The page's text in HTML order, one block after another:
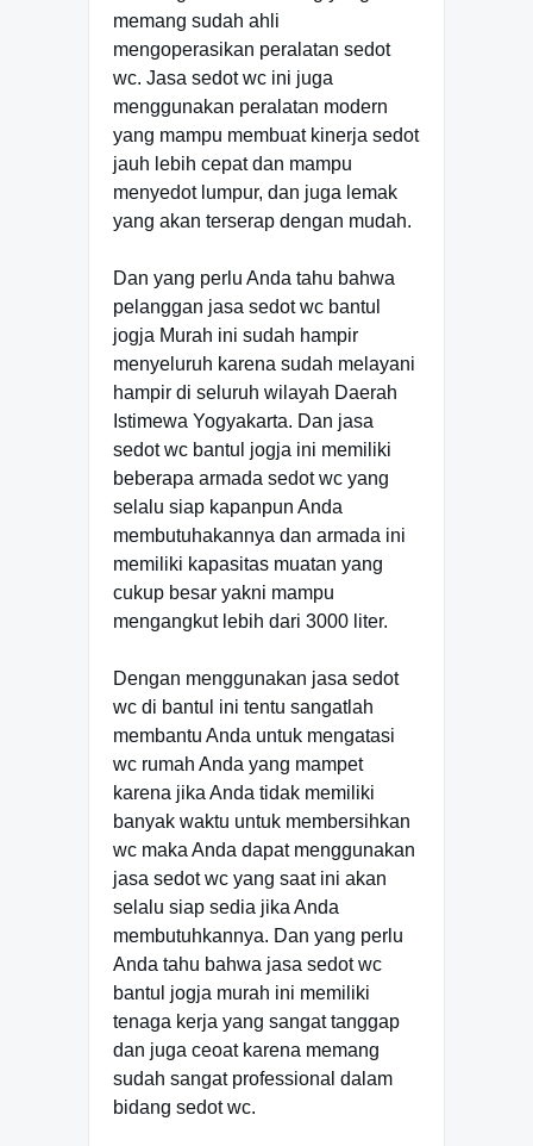
memang sudah ahli
mengoperasikan peralatan sedot
wc. Jasa sedot wc ini juga
menggunakan peralatan modern
yang mampu membuat kinerja sedot
jauh lebih cepat dan mampu
menyedot lumpur, dan juga lemak
yang akan terserap dengan mudah.
Dan yang perlu Anda tahu bahwa
pelanggan jasa sedot wc bantul
jogja Murah ini sudah hampir
menyeluruh karena sudah melayani
hampir di seluruh wilayah Daerah
Istimewa Yogyakarta. Dan jasa
sedot wc bantul jogja ini memiliki
beberapa armada sedot wc yang
selalu siap kapanpun Anda
membutuhakannya dan armada ini
memiliki kapasitas muatan yang
cukup besar yakni mampu
mengangkut lebih dari 3000 liter.
Dengan menggunakan jasa sedot
wc di bantul ini tentu sangatlah
membantu Anda untuk mengatasi
wc rumah Anda yang mampet
karena jika Anda tidak memiliki
banyak waktu untuk membersihkan
wc maka Anda dapat menggunakan
jasa sedot wc yang saat ini akan
selalu siap sedia jika Anda
membutuhkannya. Dan yang perlu
Anda tahu bahwa jasa sedot wc
bantul jogja murah ini memiliki
tenaga kerja yang sangat tanggap
dan juga ceoat karena memang
sudah sangat professional dalam
bidang sedot wc.